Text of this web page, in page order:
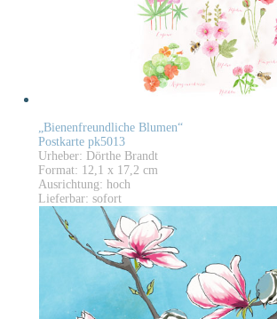
„Bienenfreundliche Blumen“
Postkarte pk5013
Urheber: Dörthe Brandt
Format: 12,1 x 17,2 cm
Ausrichtung: hoch
Lieferbar: sofort